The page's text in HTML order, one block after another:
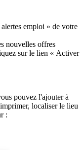
emploi » de votre
nouvelles offres
sur le lien « Activer
pouvez l'ajouter à
localiser le lieu
: